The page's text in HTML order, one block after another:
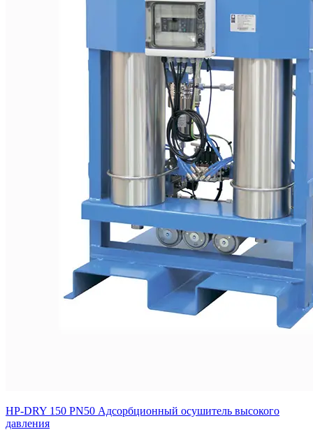
HP-DRY 150 PN50 Адсорбционный осушитель высокого
давления